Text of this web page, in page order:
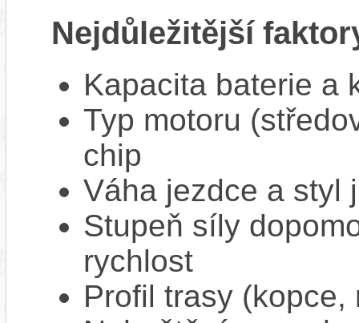
Nejdůležitější
Kapacita baterie a
Typ motoru
chip
Váha jezdce a styl
Stupeň síly
rychlost
Profil trasy